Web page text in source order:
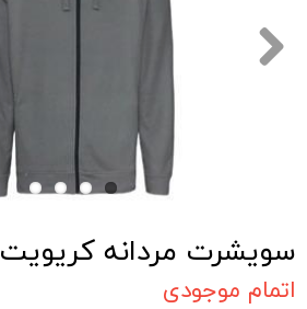
سویشرت مردانه کریویت
اتمام موجودی